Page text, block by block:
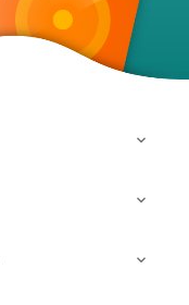


